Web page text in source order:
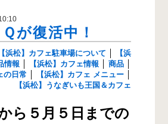
が復活中！
【浜松】カフェ駐車場について
【浜
情報
【浜松】カフェ情報 商品
の日常
【浜松】カフェ メニュー
【浜松】うなぎいも王国＆カフェ
ら５月５日までの